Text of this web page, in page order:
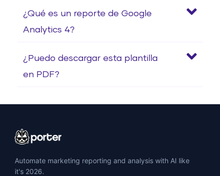
¿Qué es un reporte de Google
Analytics 4?
¿Puedo descargar esta plantilla
en PDF?
Automate marketing reporting and analysis with AI like
it's 2026.